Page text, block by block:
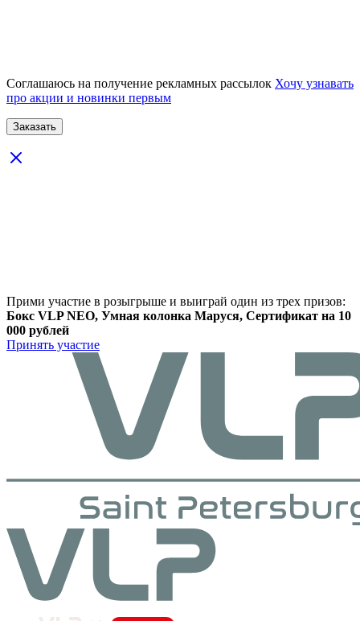
Соглашаюсь на получение рекламных рассылок Хочу узнавать
про акции и новинки первым
Прими участие в розыгрыше и выиграй один из трех призов:
Бокс VLP NEO, Умная колонка Маруся, Сертификат на 10
000 рублей
Принять участие